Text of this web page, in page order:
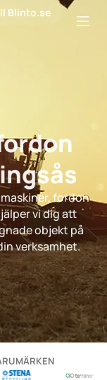
Blinto.se
fordon
vi dig att
objekt på
verksamhet.